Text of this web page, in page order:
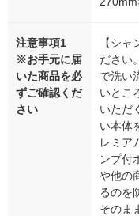
注意事項1
※お手元に届
いた商品を必
ずご確認くだ
さい
【シ
ださい
で洗い
いとこ
いただ
い本体
レミア
ンプ付
や他の
るのを
そのま